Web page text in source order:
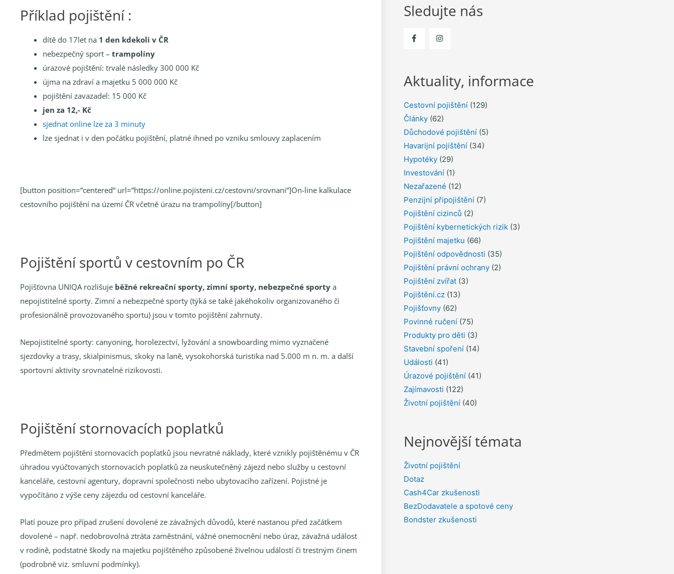
Příklad pojištění :
dítě do 17let na 1 den kdekoli v ČR
nebezpečný sport – trampolíny
úrazové pojištění: trvalé následky 300 000 Kč
újma na zdraví a majetku 5 000 000 Kč
pojištění zavazadel: 15 000 Kč
jen za 12,- Kč
sjednat online lze za 3 minuty
lze sjednat i v den počátku pojištění, platné ihned po vzniku smlouvy zaplacením
[button position=“centered“ url=“https://online.pojisteni.cz/cestovni/srovnani“]On-line kalkulace
cestovního pojištění na území ČR včetně úrazu na trampolíny[/button]
Pojištění sportů v cestovním po ČR
Pojišťovna UNIQA rozlišuje běžné rekreační sporty, zimní sporty, nebezpečné sporty a
nepojistitelné sporty. Zimní a nebezpečné sporty (týká se také jakéhokoliv organizovaného či
profesionálně provozovaného sportu) jsou v tomto pojištění zahrnuty.
Nepojistitelné sporty: canyoning, horolezectví, lyžování a snowboarding mimo vyznačené
sjezdovky a trasy, skialpinismus, skoky na laně, vysokohorská turistika nad 5.000 m n. m. a další
sportovní aktivity srovnatelné rizikovosti.
Pojištění stornovacích poplatků
Předmětem pojištění stornovacích poplatků jsou nevratné náklady, které vznikly pojištěnému v ČR
úhradou vyúčtovaných stornovacích poplatků za neuskutečněný zájezd nebo služby u cestovní
kanceláře, cestovní agentury, dopravní společnosti nebo ubytovacího zařízení. Pojistné je
vypočítáno z výše ceny zájezdu od cestovní kanceláře.
Platí pouze pro případ zrušení dovolené ze závažných důvodů, které nastanou před začátkem
dovolené – např. nedobrovolná ztráta zaměstnání, vážné onemocnění nebo úraz, závažná událost
v rodině, podstatné škody na majetku pojištěného způsobené živelnou událostí či trestným činem
(podrobně viz. smluvní podmínky).
Sledujte nás
Aktuality, informace
Cestovní pojištění(129)
Články(62)
Důchodové pojištění(5)
Havarijní pojištění(34)
Hypotéky(29)
Investování(1)
Nezařazené (12)
Penzijní připojištění(7)
Pojištění cizinců (2)
Pojištění kybernetických rizik(3)
Pojištění majetku (66)
Pojištění odpovědnosti (35)
Pojištění právní ochrany(2)
Pojištění zvířat(3)
Pojištění.cz(13)
Pojišťovny(62)
Povinné ručení(75)
Produkty pro děti (3)
Stavební spoření(14)
Události (41)
Úrazové pojištění(41)
Zajímavosti (122)
Životní pojištění(40)
Nejnovější témata
Životní pojištění
Dotaz
Cash4Car zkušenosti
BezDodavatele a spotové ceny
Bondster zkušenosti